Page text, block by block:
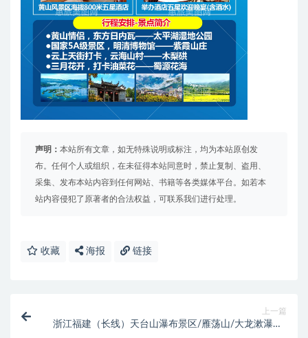
声明： 本站所有文章，如无特殊说明或标注，均为本站原创发
布。任何个人或组织，在未征得本站同意时，禁止复制、盗用、
采集、发布本站内容到任何网站、书籍等各类媒体平台。如若本
站内容侵犯了原著者的合法权益，可联系我们进行处理。
收藏 海报 链接
上一篇
浙江福建（长线）天台山瀑布景区/雁荡山/大龙漱瀑布/